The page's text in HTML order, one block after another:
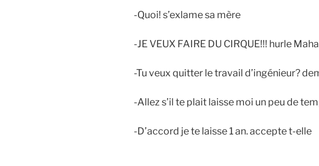
-Quoi! s’exlame sa mère
-JE VEUX FAIRE DU CIRQUE!!! hurle
-Tu veux quitter le travail d’ingénieur?
-Allez s’il te plait laisse moi un peu de
-D’accord je te laisse 1 an. accepte t-elle